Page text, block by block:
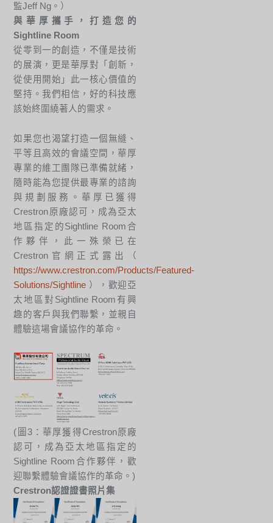
監Jeff Ng。）
與華厚攜手，打造您的
Sightline Room
從零到一的創造，不僅是技術
的展演，更是華厚對「創新，
從使用開始」此一核心價值的
堅持。我們相信，好的科技應
該始終圍繞著人的需求。
如果您也渴望打造一個無縫、
平等且高效的會議空間，華厚
專業的維工團隊已準備就緒，
隨時能為您提供最專業的諮詢
與規劃服務。華厚已獲得
Crestron原廠認可，成為亞太
地區指定的Sightline Room合
作夥伴，此一殊榮已在
Crestron官網正式露出（
https://www.crestron.com/Products/Featured-
Solutions/Sightline ），歡迎亞
太地區對Sightline Room有興
趣的客戶與我們聯繫，並親自
體驗這場會議協作的革命。
(圖3：華厚獲得Crestron原廠
認可，成為亞太地區指定的
Sightline Room合作夥伴，歡
迎聯繫體驗會議協作的革命。)
Crestron認證證書照片集